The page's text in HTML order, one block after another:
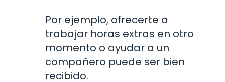
Por ejemplo, ofrecerte a
trabajar horas extras en otro
momento o ayudar a un
compañero puede ser bien
recibido.